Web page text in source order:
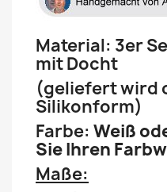
Material: 3er
mit Docht
(geliefert wird
Silikonform)
Farbe: Weiß
Sie Ihren
Maße: